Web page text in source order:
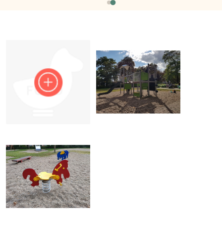
Impressum
Anmelden